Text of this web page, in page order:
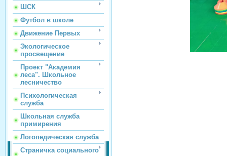
ШСК
Футбол в школе
Движение Первых
Экологическое
просвещение
Проект "Академия
леса". Школьное
лесничество
Психологическая
служба
Школьная служба
примирения
Логопедическая служба
Страничка социального